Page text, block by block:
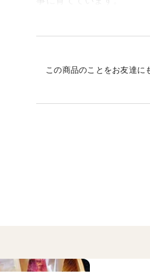
旨み、甘味、酸味、食感
・口に入れると広がる甘
この商品のことをお友達に